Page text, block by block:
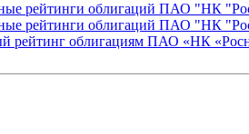
рейтинги облигаций ПАО "НК
рейтинги облигаций ПАО "НК
рейтинг облигациям ПАО «НК